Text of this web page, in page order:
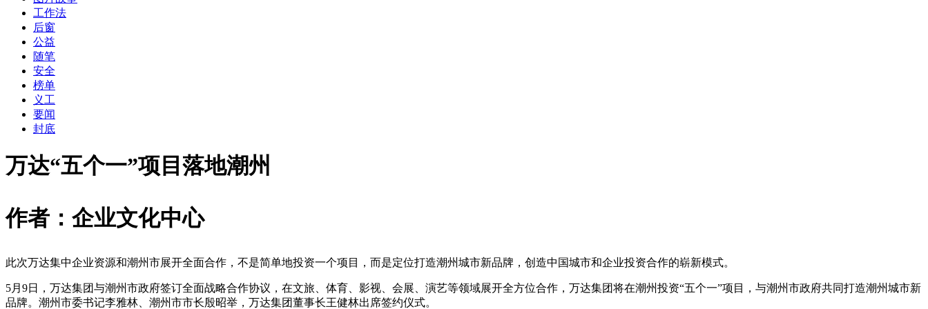
工作法
后窗
公益
随笔
安全
榜单
义工
要闻
封底
万达“五个一”项目落地潮州
作者：企业文化中心
此次万达集中企业资源和潮州市展开全面合作，不是简单地投资一个项目，而是定位打造潮州城市新品牌，创造中国城市和企业投资合作的崭新模式。
5月9日，万达集团与潮州市政府签订全面战略合作协议，在文旅、体育、影视、会展、演艺等领域展开全方位合作，万达集团将在潮州投资“五个一”项目，与潮州市政府共同打造潮州城市新
品牌。潮州市委书记李雅林、潮州市市长殷昭举，万达集团董事长王健林出席签约仪式。